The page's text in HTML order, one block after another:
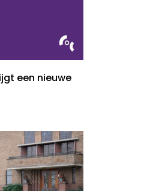
een nieuwe